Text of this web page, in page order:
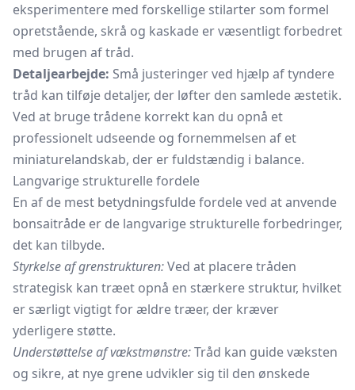
eksperimentere med forskellige stilarter som formel
opretstående, skrå og kaskade er væsentligt forbedret
med brugen af tråd.
Detaljearbejde: Små justeringer ved hjælp af tyndere
tråd kan tilføje detaljer, der løfter den samlede æstetik.
Ved at bruge trådene korrekt kan du opnå et
professionelt udseende og fornemmelsen af et
miniaturelandskab, der er fuldstændig i balance.
Langvarige strukturelle fordele
En af de mest betydningsfulde fordele ved at anvende
bonsaitråde er de langvarige strukturelle forbedringer,
det kan tilbyde.
Styrkelse af grenstrukturen:Ved at placere tråden
strategisk kan træet opnå en stærkere struktur, hvilket
er særligt vigtigt for ældre træer, der kræver
yderligere støtte.
Understøttelse af vækstmønstre:Tråd kan guide væksten
og sikre, at nye grene udvikler sig til den ønskede